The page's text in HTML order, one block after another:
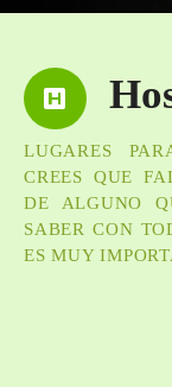
LUGARES
CREES QUE
DE ALGUNO
SABER CON
ES MUY